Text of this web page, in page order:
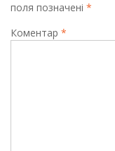
поля позначені *
Коментар *